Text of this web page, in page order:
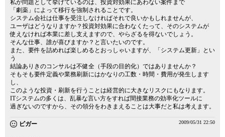
私が問題として挙げているのは、投資対効果にあわない案件まで
「劇薬」によって移行を強制されることです。
システム会社は仕事を受注しなければそれで良いかもしれませんが、
ユーザはどうなりますか？投資対効果に合わなくたって、そのシステムが
使えなければ本業に差し支えますので、やらざるを得ないでしょう。
そんな仕事、誰が喜びますか？と言いたいのです。
また、要件を詰めれば楽しめるとおっしゃいますが、「システム更新」とい
う
結論ありきのコンサルは不健全（手段の目的化）ではありませんか？
そもそも要件定義や業務刷新にはかなりの工数・時間・費用が発生します
し、
このような投資・刷新を行うことは経営的に大きなリスクにもなります。
ITシステムの多くは、乱暴な言い方をすれば間接業務の効率化ツールに
過ぎないのですから、その領分をわきまえることは大事だと私は考えます。
ビガー 2009/05/31 22:50